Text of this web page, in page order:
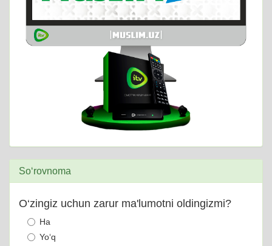
So‘rovnoma
O‘zingiz uchun zarur ma'lumotni oldingizmi?
Ha
Yo‘q